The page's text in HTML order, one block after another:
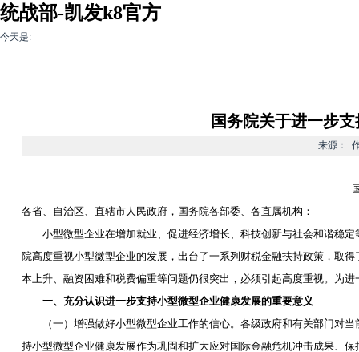
统战部-凯发k8官方
今天是:
国务院关于进一步
来源： 作
各省、自治区、直辖市人民政府，国务院各部委、各直属机构：
小型微型企业在增加就业、促进经济增长、科技创新与社会和谐稳定
院高度重视小型微型企业的发展，出台了一系列财税金融扶持政策，取
本上升、融资困难和税费偏重等问题仍很突出，必须引起高度重视。为
一、充分认识进一步支持小型微型企业健康发展的重要意义
（一）增强做好小型微型企业工作的信心。各级政府和有关部门对当
持小型微型企业健康发展作为巩固和扩大应对国际金融危机冲击成果、